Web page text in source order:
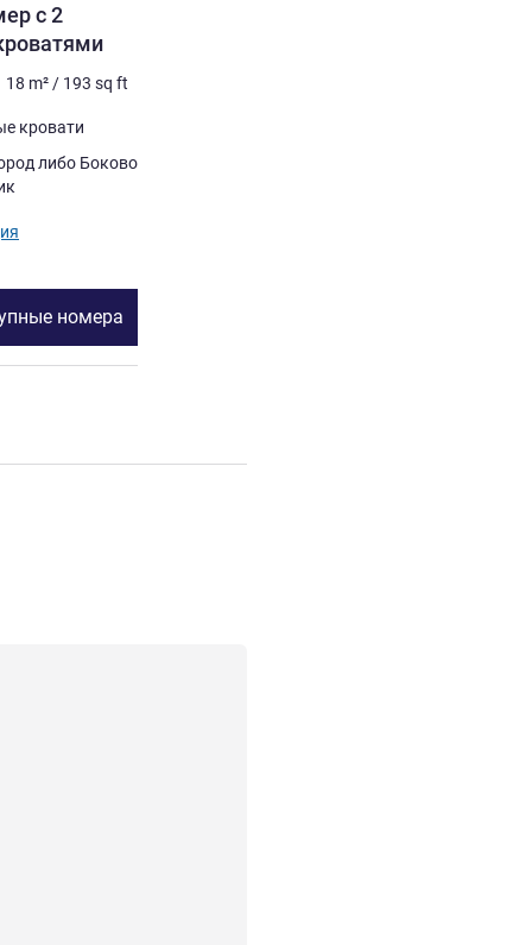
с 2
18 m² / 193 sq ft
кровати
вид на
номера